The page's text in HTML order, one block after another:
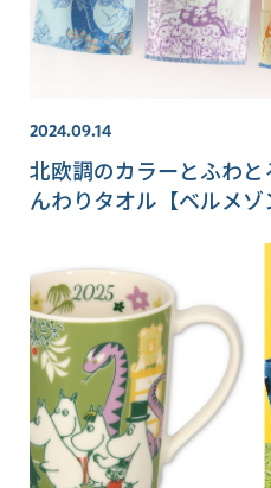
2024.09.14
北欧調のカラーとふわ
んわりタオル【ベルメゾ